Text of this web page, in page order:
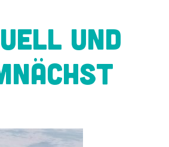
UND